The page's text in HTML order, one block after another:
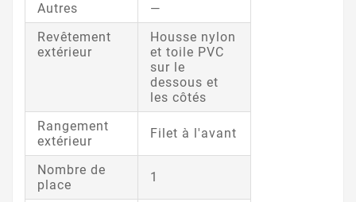
Autres
—
Revêtement
extérieur
Housse nylon
et toile PVC
sur le
dessous et
les côtés
Rangement
extérieur
Filet à l'avant
Nombre de
place
1